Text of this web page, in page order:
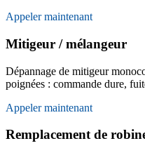
Appeler maintenant
Mitigeur / mélangeur
Dépannage de mitigeur
poignées : commande dure,
Appeler maintenant
Remplacement de